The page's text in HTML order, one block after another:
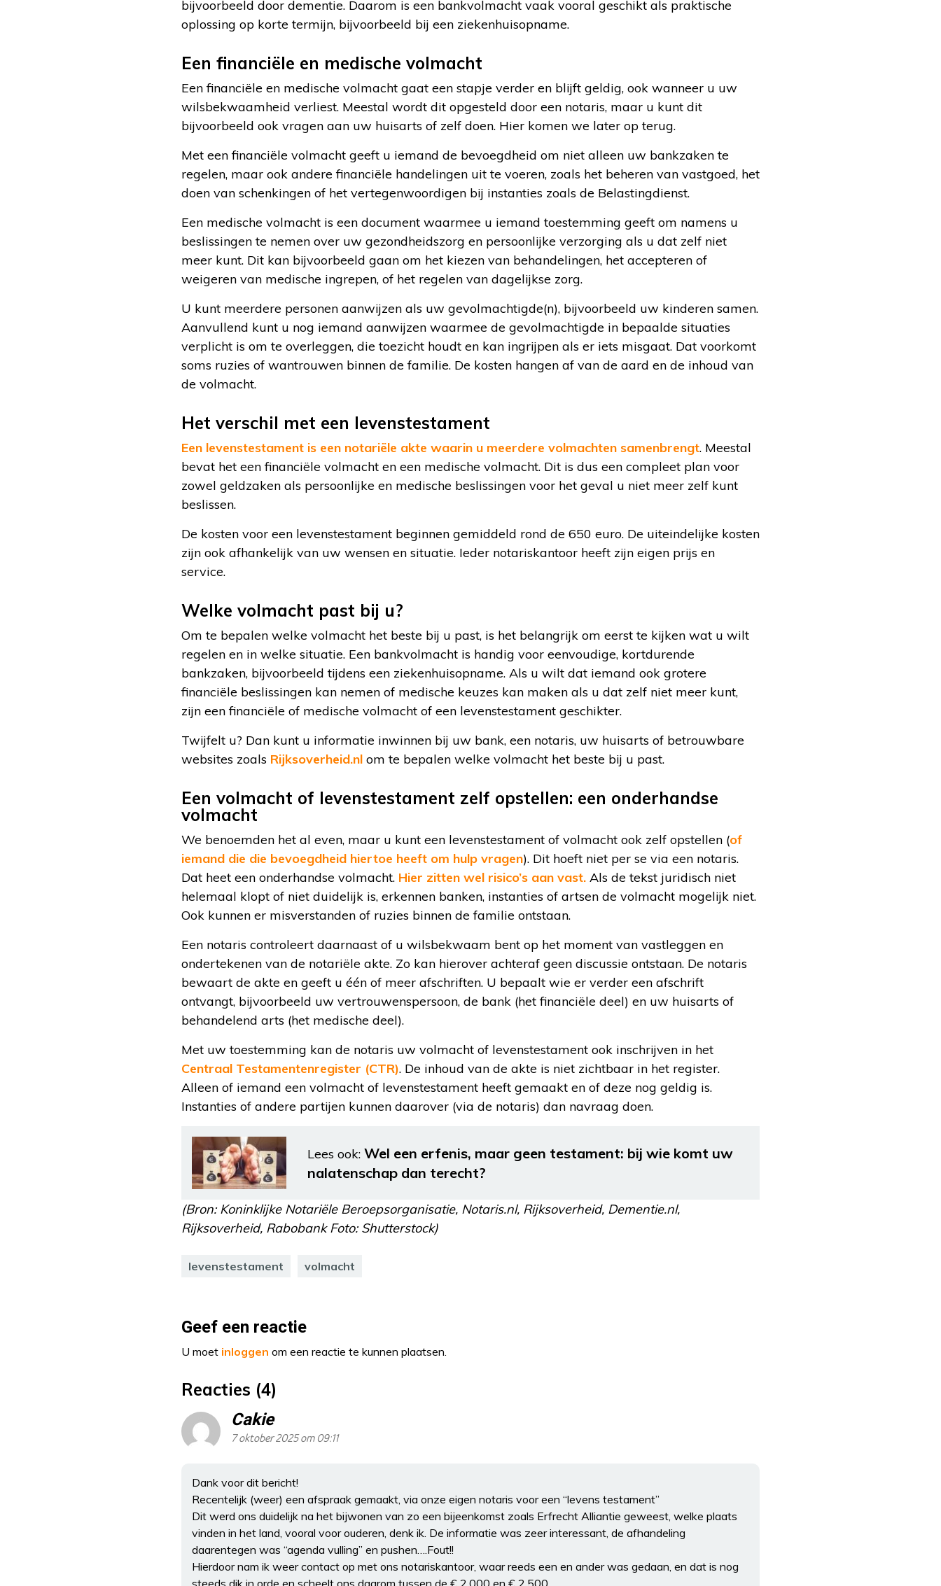
bijvoorbeeld door dementie. Daarom is een bankvolmacht vaak vooral geschikt als praktische
oplossing op korte termijn, bijvoorbeeld bij een ziekenhuisopname.
Een financiële en medische volmacht
Een financiële en medische volmacht gaat een stapje verder en blijft geldig, ook wanneer u uw
wilsbekwaamheid verliest. Meestal wordt dit opgesteld door een notaris, maar u kunt dit
bijvoorbeeld ook vragen aan uw huisarts of zelf doen. Hier komen we later op terug.
Met een financiële volmacht geeft u iemand de bevoegdheid om niet alleen uw bankzaken te
regelen, maar ook andere financiële handelingen uit te voeren, zoals het beheren van vastgoed, het
doen van schenkingen of het vertegenwoordigen bij instanties zoals de Belastingdienst.
Een medische volmacht is een document waarmee u iemand toestemming geeft om namens u
beslissingen te nemen over uw gezondheidszorg en persoonlijke verzorging als u dat zelf niet
meer kunt. Dit kan bijvoorbeeld gaan om het kiezen van behandelingen, het accepteren of
weigeren van medische ingrepen, of het regelen van dagelijkse zorg.
U kunt meerdere personen aanwijzen als uw gevolmachtigde(n), bijvoorbeeld uw kinderen samen.
Aanvullend kunt u nog iemand aanwijzen waarmee de gevolmachtigde in bepaalde situaties
verplicht is om te overleggen, die toezicht houdt en kan ingrijpen als er iets misgaat. Dat voorkomt
soms ruzies of wantrouwen binnen de familie. De kosten hangen af van de aard en de inhoud van
de volmacht.
Het verschil met een levenstestament
Een levenstestament is een notariële akte waarin u meerdere volmachten samenbrengt. Meestal
bevat het een financiële volmacht en een medische volmacht. Dit is dus een compleet plan voor
zowel geldzaken als persoonlijke en medische beslissingen voor het geval u niet meer zelf kunt
beslissen.
De kosten voor een levenstestament beginnen gemiddeld rond de 650 euro. De uiteindelijke kosten
zijn ook afhankelijk van uw wensen en situatie. Ieder notariskantoor heeft zijn eigen prijs en
service.
Welke volmacht past bij u?
Om te bepalen welke volmacht het beste bij u past, is het belangrijk om eerst te kijken wat u wilt
regelen en in welke situatie. Een bankvolmacht is handig voor eenvoudige, kortdurende
bankzaken, bijvoorbeeld tijdens een ziekenhuisopname. Als u wilt dat iemand ook grotere
financiële beslissingen kan nemen of medische keuzes kan maken als u dat zelf niet meer kunt,
zijn een financiële of medische volmacht of een levenstestament geschikter.
Twijfelt u? Dan kunt u informatie inwinnen bij uw bank, een notaris, uw huisarts of betrouwbare
websites zoals Rijksoverheid.nl om te bepalen welke volmacht het beste bij u past.
Een volmacht of levenstestament zelf opstellen: een onderhandse
volmacht
We benoemden het al even, maar u kunt een levenstestament of volmacht ook zelf opstellen (of
iemand die die bevoegdheid hiertoe heeft om hulp vragen). Dit hoeft niet per se via een notaris.
Dat heet een onderhandse volmacht. Hier zitten wel risico’s aan vast. Als de tekst juridisch niet
helemaal klopt of niet duidelijk is, erkennen banken, instanties of artsen de volmacht mogelijk niet.
Ook kunnen er misverstanden of ruzies binnen de familie ontstaan.
Een notaris controleert daarnaast of u wilsbekwaam bent op het moment van vastleggen en
ondertekenen van de notariële akte. Zo kan hierover achteraf geen discussie ontstaan. De notaris
bewaart de akte en geeft u één of meer afschriften. U bepaalt wie er verder een afschrift
ontvangt, bijvoorbeeld uw vertrouwenspersoon, de bank (het financiële deel) en uw huisarts of
behandelend arts (het medische deel).
Met uw toestemming kan de notaris uw volmacht of levenstestament ook inschrijven in het
Centraal Testamentenregister (CTR). De inhoud van de akte is niet zichtbaar in het register.
Alleen of iemand een volmacht of levenstestament heeft gemaakt en of deze nog geldig is.
Instanties of andere partijen kunnen daarover (via de notaris) dan navraag doen.
Lees ook: Wel een erfenis, maar geen testament: bij wie komt uw
nalatenschap dan terecht?
(Bron: Koninklijke Notariële Beroepsorganisatie, Notaris.nl, Rijksoverheid, Dementie.nl,
Rijksoverheid, Rabobank Foto: Shutterstock)
levenstestament volmacht
Geef een reactie
U moet inloggen om een reactie te kunnen plaatsen.
Reacties (4)
Cakie
7 oktober 2025 om 09:11
Dank voor dit bericht!
Recentelijk (weer) een afspraak gemaakt, via onze eigen notaris voor een “levens testament”
Dit werd ons duidelijk na het bijwonen van zo een bijeenkomst zoals Erfrecht Alliantie geweest, welke plaats
vinden in het land, vooral voor ouderen, denk ik. De informatie was zeer interessant, de afhandeling
daarentegen was “agenda vulling” en pushen….Fout!!
Hierdoor nam ik weer contact op met ons notariskantoor, waar reeds een en ander was gedaan, en dat is nog